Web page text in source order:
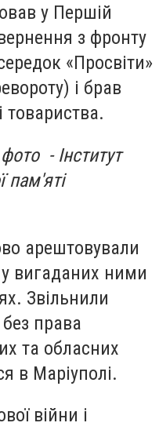
у Першій
з фронту
«Просвіти»
і брав
товариства.
- Інститут
пам'яті
арештовували
вигаданих ними
Звільнили
права
та обласних
в Маріуполі.
війни і